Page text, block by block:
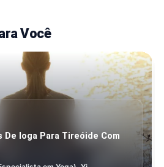
Você
De Ioga Para Tireóide Com